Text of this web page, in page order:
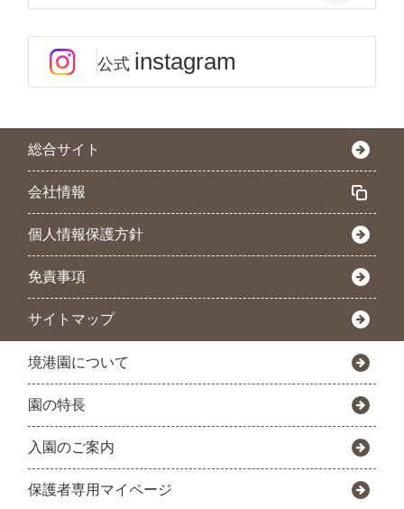
公式 instagram
総合サイト
会社情報
個人情報保護方針
免責事項
サイトマップ
境港園について
園の特長
入園のご案内
保護者専用マイページ